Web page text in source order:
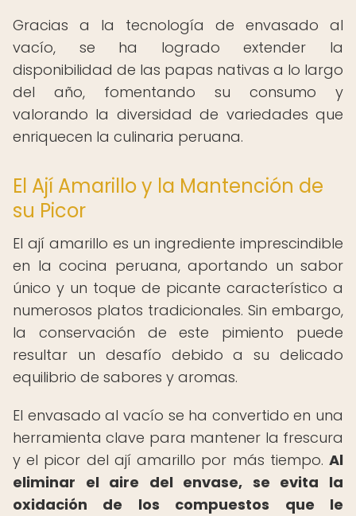
Gracias a la tecnología de envasado al
vacío, se ha logrado extender la
disponibilidad de las papas nativas a lo largo
del año, fomentando su consumo y
valorando la diversidad de variedades que
enriquecen la culinaria peruana.
El Ají Amarillo y la Mantención de
su Picor
El ají amarillo es un ingrediente imprescindible
en la cocina peruana, aportando un sabor
único y un toque de picante característico a
numerosos platos tradicionales. Sin embargo,
la conservación de este pimiento puede
resultar un desafío debido a su delicado
equilibrio de sabores y aromas.
El envasado al vacío se ha convertido en una
herramienta clave para mantener la frescura
y el picor del ají amarillo por más tiempo. Al
eliminar el aire del envase, se evita la
oxidación de los compuestos que le